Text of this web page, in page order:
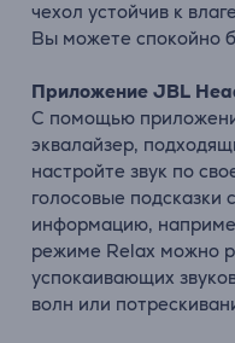
чехол устойчив к
Вы можете спокойно
Приложение JBL
С помощью
эквалайзер,
настройте звук по
голосовые
информацию,
режиме Relax можно
успокаивающих
волн или